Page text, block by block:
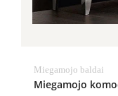
Miegamojo baldai
Miegamojo